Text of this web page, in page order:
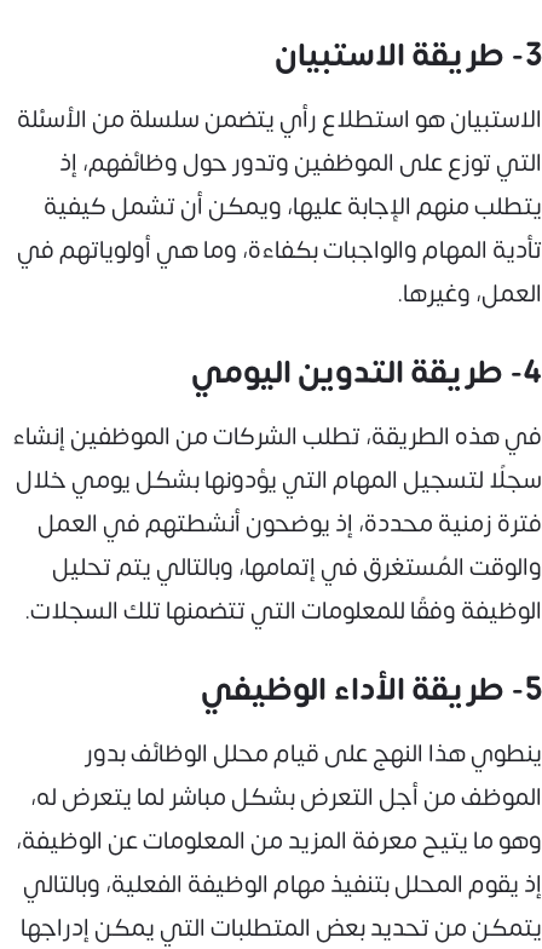
3- طريقة الاستبيان
الاستبيان هو استطلاع رأي يتضمن سلسلة من الأسئلة
التي توزع على الموظفين وتدور حول وظائفهم، إذ
يتطلب منهم الإجابة عليها، ويمكن أن تشمل كيفية
تأدية المهام والواجبات بكفاءة، وما هي أولوياتهم في
العمل، وغيرها.
4- طريقة التدوين اليومي
في هذه الطريقة، تطلب الشركات من الموظفين إنشاء
سجلًا لتسجيل المهام التي يؤدونها بشكل يومي خلال
فترة زمنية محددة، إذ يوضحون أنشطتهم في العمل
والوقت المُستغرق في إتمامها، وبالتالي يتم تحليل
الوظيفة وفقًا للمعلومات التي تتضمنها تلك السجلات.
5- طريقة الأداء الوظيفي
ينطوي هذا النهج على قيام محلل الوظائف بدور
الموظف من أجل التعرض بشكل مباشر لما يتعرض له،
وهو ما يتيح معرفة المزيد من المعلومات عن الوظيفة،
إذ يقوم المحلل بتنفيذ مهام الوظيفة الفعلية، وبالتالي
يتمكن من تحديد بعض المتطلبات التي يمكن إدراجها